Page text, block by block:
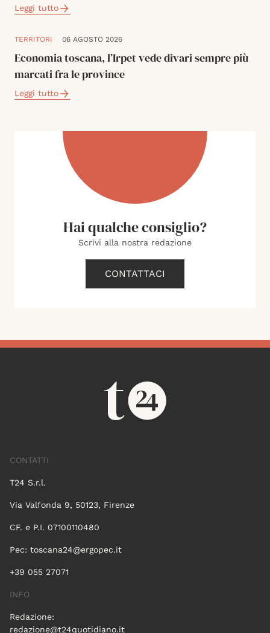
Leggi tutto
TERRITORI 06 AGOSTO 2026
Economia toscana, l’Irpet vede divari sempre più
marcati fra le province
Leggi tutto
Hai qualche consiglio?
Scrivi alla nostra redazione
CONTATTACI
CONTATTI
T24 S.r.l.
Via Valfonda 9, 50123, Firenze
CF. e P.I. 07100110480
Pec: toscana24@ergopec.it
+39 055 27071
INFO
Redazione:
redazione@t24quotidiano.it